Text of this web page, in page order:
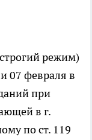
режим)
07 февраля в
при
в г.
по ст. 119